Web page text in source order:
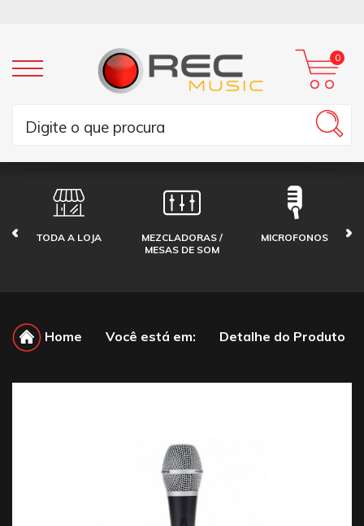
0
TODA A LOJA
MEZCLADORAS /
MESAS DE SOM
MICROFONOS
Home Você está em: Detalhe do Produto